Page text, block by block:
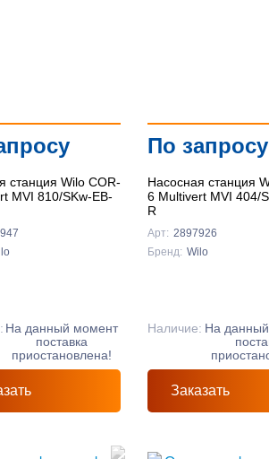
станция Wilo COR-
MVI 810/SKw-EB-
На данный момент
поставка
приостановлена!
По запросу
Насосная станция
6 Multivert MVI 404/
R
Арт: 2897926
Бренд: Wilo
Наличие: На
Заказать